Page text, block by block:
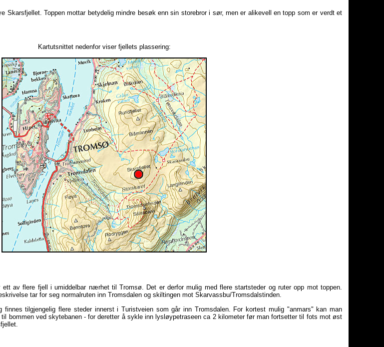
Skarsfjellet. Toppen mottar betydelig mindre besøk enn sin storebror i sør, men er alikevell en topp som er verdt et
Kartutsnittet nedenfor viser fjellets plassering:
ett av flere fjell i umiddelbar nærhet til Tromsø. Det er derfor mulig med flere startsteder og ruter opp mot toppen.
tar for seg normalruten inn Tromsdalen og skiltingen mot Skarvassbu/Tromsdalstinden.
finnes tilgjengelig flere steder innerst i Turistveien som går inn Tromsdalen. For kortest mulig "anmars" kan man
til bommen ved skytebanen - for deretter å sykle inn lysløypetraseen ca 2 kilometer før man fortsetter til fots mot øst